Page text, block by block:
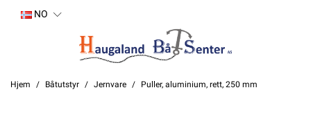
NO
Hjem Båtutstyr Jernvare Puller, aluminium, rett, 250 mm